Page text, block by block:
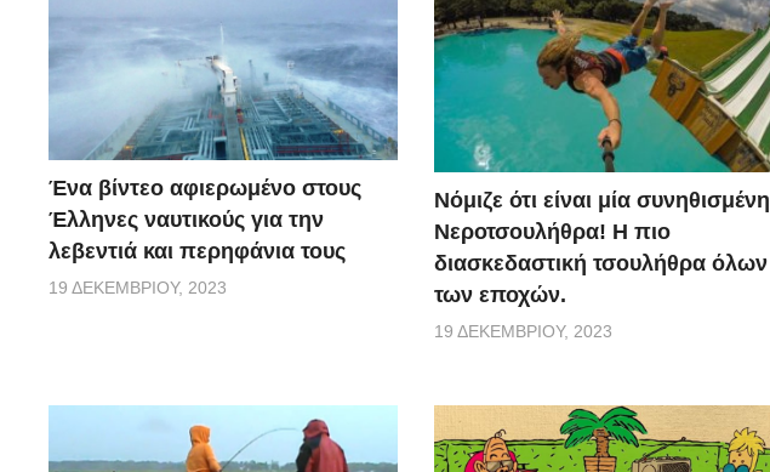
Ένα βίντεο αφιερωμένο στους
Έλληνες ναυτικούς για την
λεβεντιά και περηφάνια τους
19 ΔΕΚΕΜΒΡΊΟΥ, 2023
Νόμιζε ότι είναι μία συνηθισμένη
Νεροτσουλήθρα! Η πιο
διασκεδαστική τσουλήθρα όλων
των εποχών.
19 ΔΕΚΕΜΒΡΊΟΥ, 2023